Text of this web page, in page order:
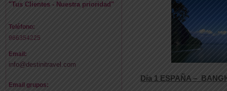
"Tus Clientes - Nuestra prioridad"
Teléfono:
966354225
Email:
info@destinitravel.com
Email grupos:
Día 1 ESPAÑA –